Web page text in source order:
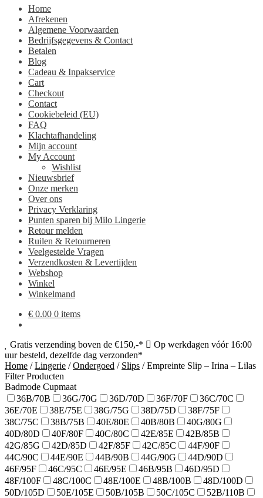
Home
Afrekenen
Algemene Voorwaarden
Bedrijfsgegevens & Contact
Betalen
Blog
Cadeau & Inpakservice
Cart
Checkout
Contact
Cookiebeleid (EU)
FAQ
Klachtafhandeling
Mijn account
My Account
Wishlist
Nieuwsbrief
Onze merken
Over ons
Privacy Verklaring
Punten sparen bij Milo Lingerie
Retour melden
Ruilen & Retourneren
Veelgestelde Vragen
Verzendkosten & Levertijden
Webshop
Winkel
Winkelmand
€ 0.00 0 items
Gratis verzending boven de €150,-*
Op werkdagen vóór 16:00
uur besteld, dezelfde dag verzonden*
Home /Lingerie /Ondergoed / Slips /Empreinte Slip – Irina – Lilas
Filter Producten
Badmode Cupmaat
36B/70B
36G/70G 36D/70D 36F/70F
36C/70C
36E/70E
38E/75E 38G/75G 38D/75D
38F/75F
38C/75C
38B/75B 40E/80E 40B/80B
40G/80G
40D/80D
40F/80F 40C/80C 42E/85E
42B/85B
42G/85G
42D/85D 42F/85F 42C/85C
44F/90F
44C/90C
44E/90E 44B/90B 44G/90G
44D/90D
46F/95F
46C/95C 46E/95E 46B/95B
46D/95D
48F/100F
48C/100C 48E/100E 48B/100B
48D/100D
50D/105D
50E/105E 50B/105B 50C/105C
52B/110B